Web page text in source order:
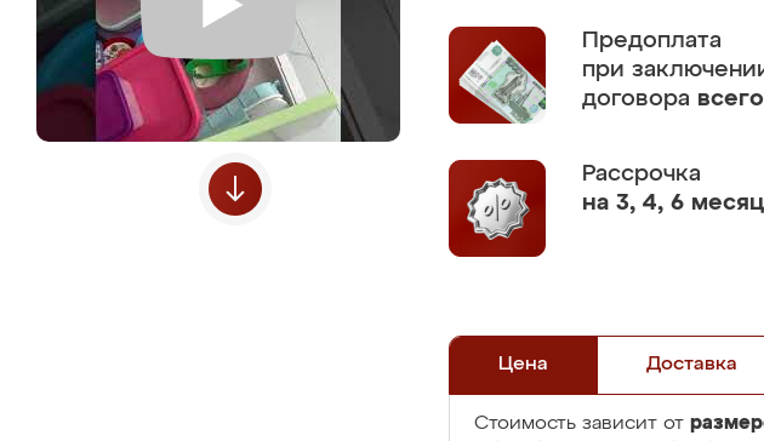
Предоплата
при
договора
Рассрочка
на 3, 4, 6
Цена Доставка
Стоимость зависит от